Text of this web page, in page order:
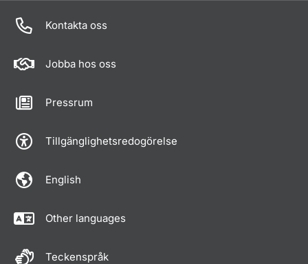
Om sidan
Kontakta oss
Jobba hos oss
Pressrum
Tillgänglighetsredogörelse
English
Other languages
Teckenspråk